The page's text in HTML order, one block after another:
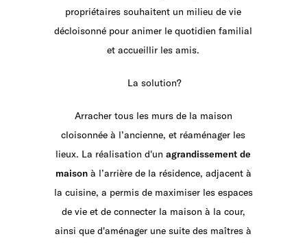
propriétaires souhaitent un milieu de vie
décloisonné pour animer le quotidien familial
et accueillir les amis.
La solution?
Arracher tous les murs de la maison
cloisonnée à l’ancienne, et réaménager les
lieux. La réalisation d'unagrandissement de
maisonà l’arrière de la résidence, adjacent à
la cuisine, a permis de maximiser les espaces
de vie et de connecter la maison à la cour,
ainsi que d'aménager une suite des maîtres à